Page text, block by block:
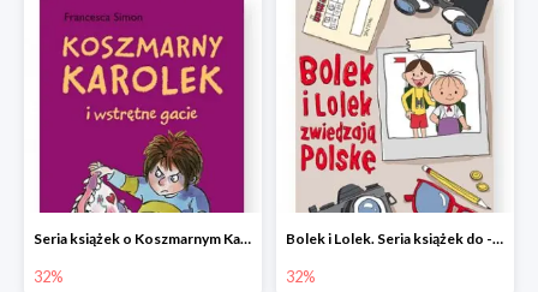
Seria książek o Koszmarnym Karolku do -32%
32%
Bolek i Lolek. Seria książek do -32%
32%